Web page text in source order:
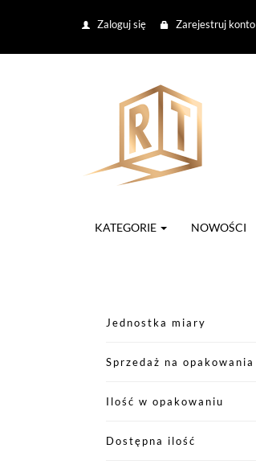
Zaloguj się Zarejestruj konto
KATEGORIE NOWOŚCI
Jednostka miary
Sprzedaż na opakowania
Ilość w opakowaniu
Dostępna ilość